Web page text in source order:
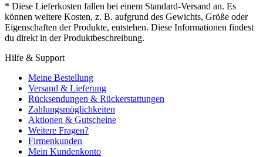
* Diese Lieferkosten fallen bei einem Standard-Versand an. Es
können weitere Kosten, z. B. aufgrund des Gewichts, Größe oder
Eigenschaften der Produkte, entstehen. Diese Informationen findest
du direkt in der Produktbeschreibung.
Hilfe & Support
Meine Bestellung
Versand & Lieferung
Rücksendungen & Rückerstattungen
Zahlungsmöglichkeiten
Aktionen & Gutscheine
Weitere Fragen?
Firmenkunden
Mein Kundenkonto